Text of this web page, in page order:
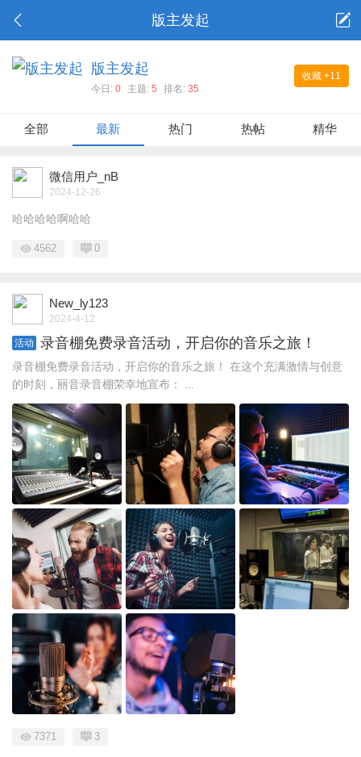
版主发起
收藏 +11
版主发起
今日: 0 主题: 5 排名: 35
全部 最新 热门 热帖 精华
微信用户_nB
2024-12-26
哈哈哈哈啊哈哈
4562 0
New_ly123
2024-4-12
活动 录音棚免费录音活动，开启你的音乐之旅！
录音棚免费录音活动，开启你的音乐之旅！ 在这个充满激情与创意
的时刻，丽音录音棚荣幸地宣布： ...
7371 3